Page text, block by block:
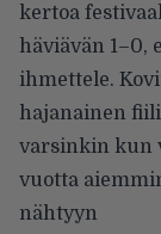
kertoa
häviävän 1–0,
ihmettele.
hajanainen
varsinkin kun
vuotta
nähtyyn